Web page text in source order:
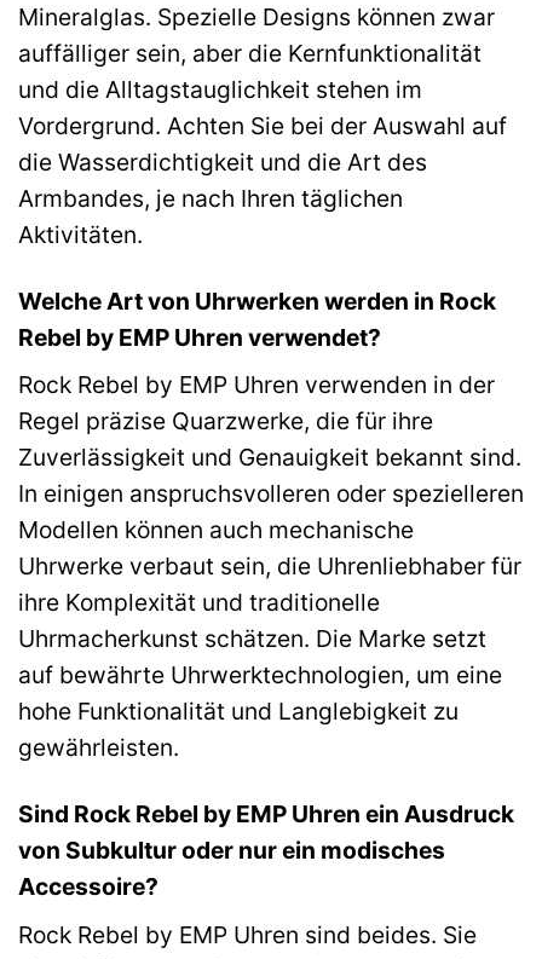
Mineralglas. Spezielle Designs können zwar
auffälliger sein, aber die Kernfunktionalität
und die Alltagstauglichkeit stehen im
Vordergrund. Achten Sie bei der Auswahl auf
die Wasserdichtigkeit und die Art des
Armbandes, je nach Ihren täglichen
Aktivitäten.
Welche Art von Uhrwerken werden in Rock
Rebel by EMP Uhren verwendet?
Rock Rebel by EMP Uhren verwenden in der
Regel präzise Quarzwerke, die für ihre
Zuverlässigkeit und Genauigkeit bekannt sind.
In einigen anspruchsvolleren oder spezielleren
Modellen können auch mechanische
Uhrwerke verbaut sein, die Uhrenliebhaber für
ihre Komplexität und traditionelle
Uhrmacherkunst schätzen. Die Marke setzt
auf bewährte Uhrwerktechnologien, um eine
hohe Funktionalität und Langlebigkeit zu
gewährleisten.
Sind Rock Rebel by EMP Uhren ein Ausdruck
von Subkultur oder nur ein modisches
Accessoire?
Rock Rebel by EMP Uhren sind beides. Sie